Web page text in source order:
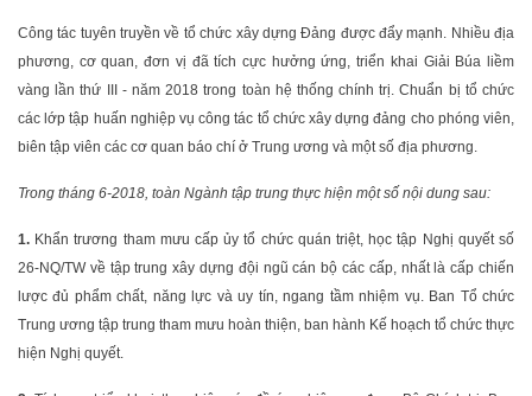
Công tác tuyên truyền về tổ chức xây dựng Đảng được đẩy mạnh. Nhiều địa
phương, cơ quan, đơn vị đã tích cực hưởng ứng, triển khai Giải Búa liềm
vàng lần thứ III - năm 2018 trong toàn hệ thống chính trị. Chuẩn bị tổ chức
các lớp tập huấn nghiệp vụ công tác tổ chức xây dựng đảng cho phóng viên,
biên tập viên các cơ quan báo chí ở Trung ương và một số địa phương.
Trong tháng 6-2018, toàn Ngành tập trung thực hiện một số nội dung sau:
1. Khẩn trương tham mưu cấp ủy tổ chức quán triệt, học tập Nghị quyết số
26-NQ/TW về tập trung xây dựng đội ngũ cán bộ các cấp, nhất là cấp chiến
lược đủ phẩm chất, năng lực và uy tín, ngang tầm nhiệm vụ. Ban Tổ chức
Trung ương tập trung tham mưu hoàn thiện, ban hành Kế hoạch tổ chức thực
hiện Nghị quyết.